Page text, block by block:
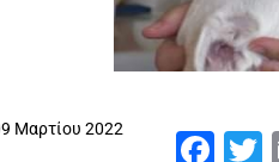
Μαρτίου 2022